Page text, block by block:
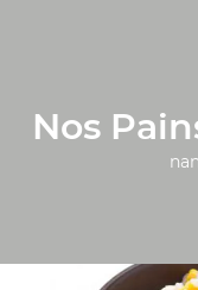
Nos